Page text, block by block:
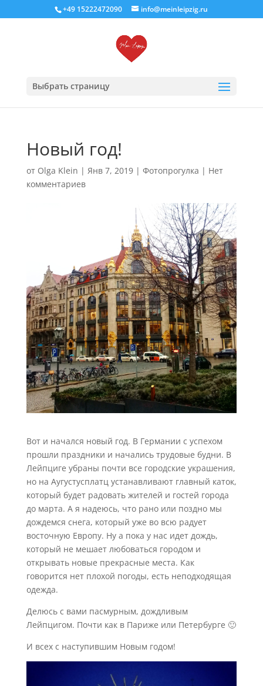
+49 15222472090 info@meinleipzig.ru
Выбрать страницу
Новый год!
от Olga Klein | Янв 7, 2019| Фотопрогулка | Нет
комментариев
Вот и начался новый год. В Германии с успехом
прошли праздники и начались трудовые будни. В
Лейпциге убраны почти все городские украшения,
но на Аугустусплатц устанавливают главный каток,
который будет радовать жителей и гостей города
до марта. А я надеюсь, что рано или поздно мы
дождемся снега, который уже во всю радует
восточную Европу. Ну а пока у нас идет дождь,
который не мешает любоваться городом и
открывать новые прекрасные места. Как
говорится нет плохой погоды, есть неподходящая
одежда.
Делюсь с вами пасмурным, дождливым
Лейпцигом. Почти как в Париже или Петербурге 🙂
И всех с наступившим Новым годом!